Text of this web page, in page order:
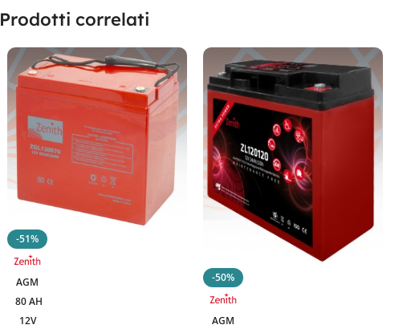
Prodotti correlati
-51%
AGM
80 AH
12V
-50%
AGM